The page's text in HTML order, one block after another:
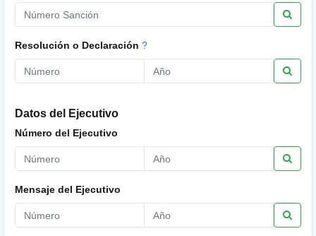
Resolución o Declaración ?
Datos del Ejecutivo
Número del Ejecutivo
Mensaje del Ejecutivo